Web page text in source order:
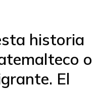
historia
o
El